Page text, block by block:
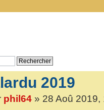
2019
phil64» 28 Aoû 2019,